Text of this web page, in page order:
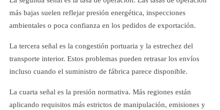
más bajas suelen reflejar presión energética, inspecciones
ambientales o poca confianza en los pedidos de exportación.
La tercera señal es la congestión portuaria y la estrechez del
transporte interior. Estos problemas pueden retrasar los envíos
incluso cuando el suministro de fábrica parece disponible.
La cuarta señal es la presión normativa. Más regiones están
aplicando requisitos más estrictos de manipulación, emisiones y